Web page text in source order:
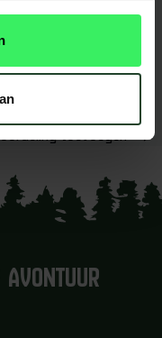
0beoordelingen
toevoegen